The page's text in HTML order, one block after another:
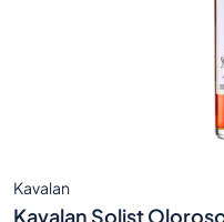
Kavalan
Kavalan Solist